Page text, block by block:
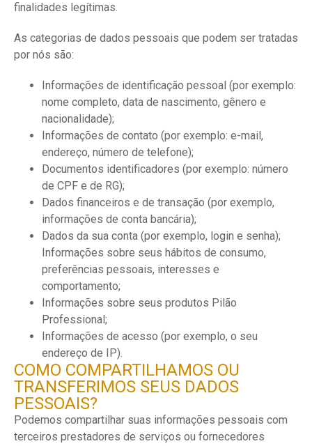
finalidades legítimas.
As categorias de dados pessoais que podem ser tratadas
por nós são:
Informações de identificação pessoal (por exemplo:
nome completo, data de nascimento, gênero e
nacionalidade);
Informações de contato (por exemplo: e-mail,
endereço, número de telefone);
Documentos identificadores (por exemplo: número
de CPF e de RG);
Dados financeiros e de transação (por exemplo,
informações de conta bancária);
Dados da sua conta (por exemplo, login e senha);
Informações sobre seus hábitos de consumo,
preferências pessoais, interesses e
comportamento;
Informações sobre seus produtos Pilão
Professional;
Informações de acesso (por exemplo, o seu
endereço de IP).
COMO COMPARTILHAMOS OU
TRANSFERIMOS SEUS DADOS
PESSOAIS?
Podemos compartilhar suas informações pessoais com
terceiros prestadores de serviços ou fornecedores